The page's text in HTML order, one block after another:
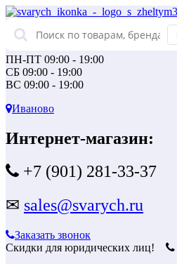
ПН-ПТ 09:00 - 19:00
СБ 09:00 - 19:00
ВС 09:00 - 19:00
Иваново
Интернет-магазин:
+7 (901) 281-33-37
✉ sales@svarych.ru
Заказать звонок
Скидки для юридических лиц!